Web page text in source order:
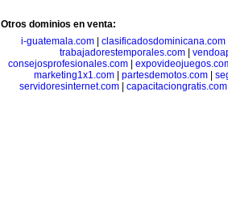
Otros dominios en venta:
i-guatemala.com
clasificadosdominicana.com
trabajadorestemporales.com
consejosprofesionales.com|
marketing1x1.com| partesdemotos.com|
servidoresinternet.com| capacitaciongratis.com